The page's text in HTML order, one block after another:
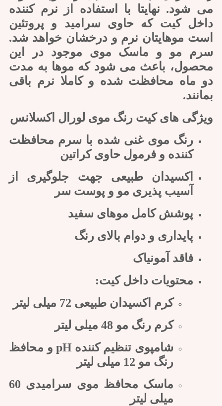
می شود. نهایتا با استفاده از نرم کننده
داخل کیت که حاوی سرامید و پروتئین
است موهایتان نرم و درخشان خواهد شد.
سرم مو و ماسک موی موجود در این
محصول، باعث می شود که موها به مدت
دو ماه محافظت شده و کاملا نرم باقی
بمانند.
ویژگی های کیت رنگ موی لورال اکسلانس
رنگ موی غنی شده با سرم محافظت
کننده و فرمول حاوی کراتین
اکسیدان طبیعی جهت جلوگیری از
آسیب پذیری مو و پوست سر
پوشش کامل موهای سفید
پایداری و دوام بالای رنگ
فاقد آمونیاک
محتویات داخل کیت:
کرم اکسیدان طبیعی 72 میلی لیتر
کرم رنگ مو 48 میلی لیتر
شامپوی تنظیم کننده pH و محافظ
رنگ مو 12 میلی لیتر
ماسک محافظ موی سرامیدی 60
میلی لیتر